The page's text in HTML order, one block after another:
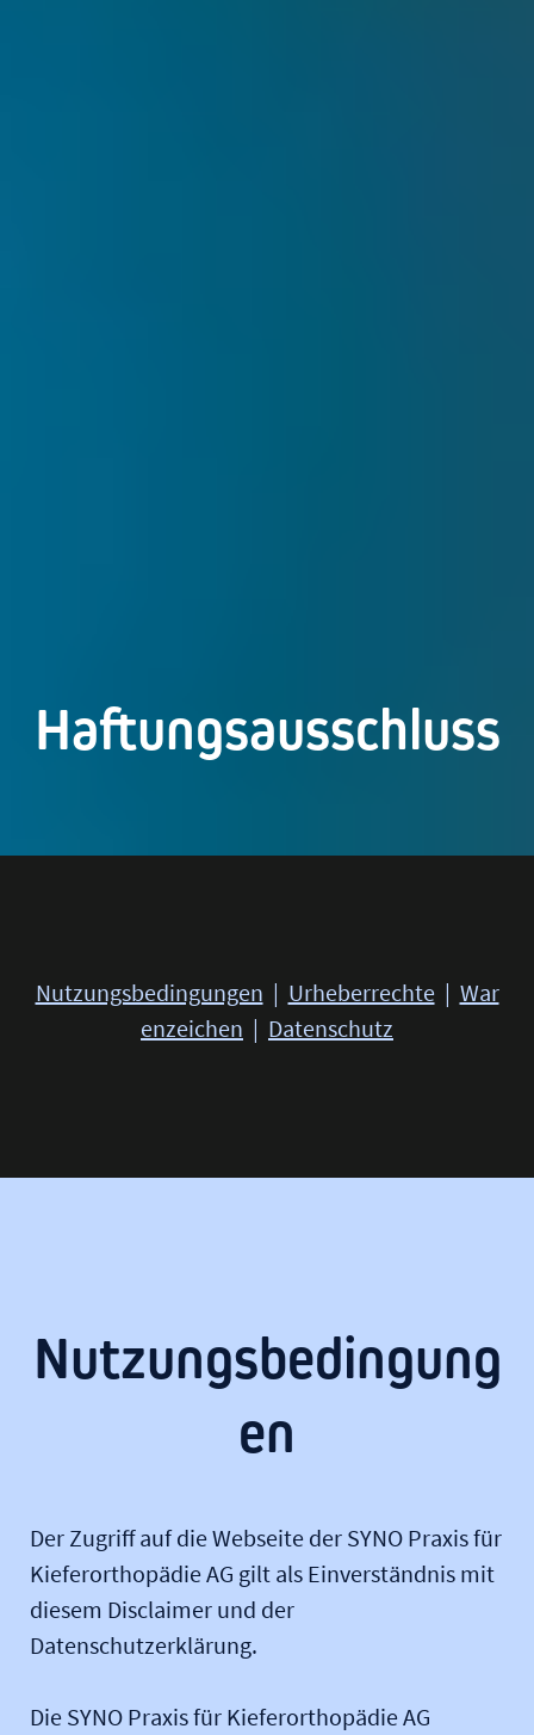
Haftung­sausschluss
Nutzungsbedingungen | Urheberrechte| War
enzeichen | Datenschutz
Nutzungsbedingung
en
Der Zugriff auf die Webseite der SYNO Praxis für
Kieferorthopädie AG gilt als Einverständnis mit
diesem Disclaimer und der
Datenschutzerklärung.
Die SYNO Praxis für Kieferorthopädie AG